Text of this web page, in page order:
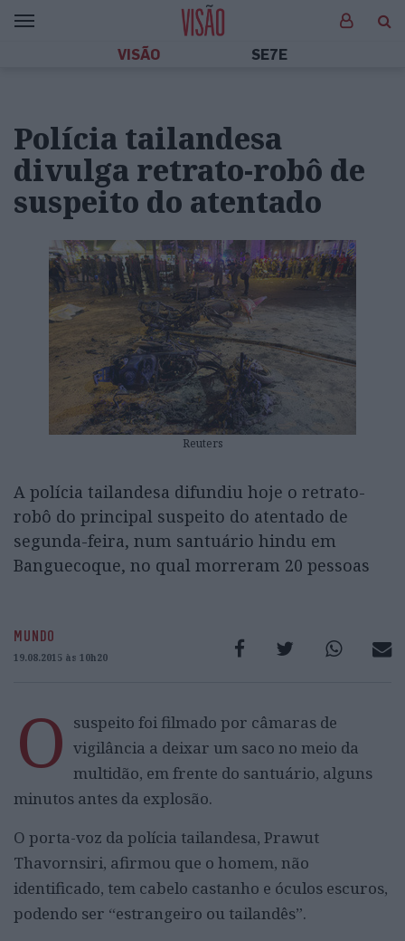
VISÃO SE7E
Polícia tailandesa
divulga retrato-robô de
suspeito do atentado
Reuters
A polícia tailandesa difundiu hoje o retrato-
robô do principal suspeito do atentado de
segunda-feira, num santuário hindu em
Banguecoque, no qual morreram 20 pessoas
MUNDO
19.08.2015 às 10h20
O suspeito foi filmado por câmaras de
vigilância a deixar um saco no meio da
multidão, em frente do santuário, alguns
minutos antes da explosão.
O porta-voz da polícia tailandesa, Prawut
Thavornsiri, afirmou que o homem, não
identificado, tem cabelo castanho e óculos escuros,
podendo ser “estrangeiro ou tailandês”.